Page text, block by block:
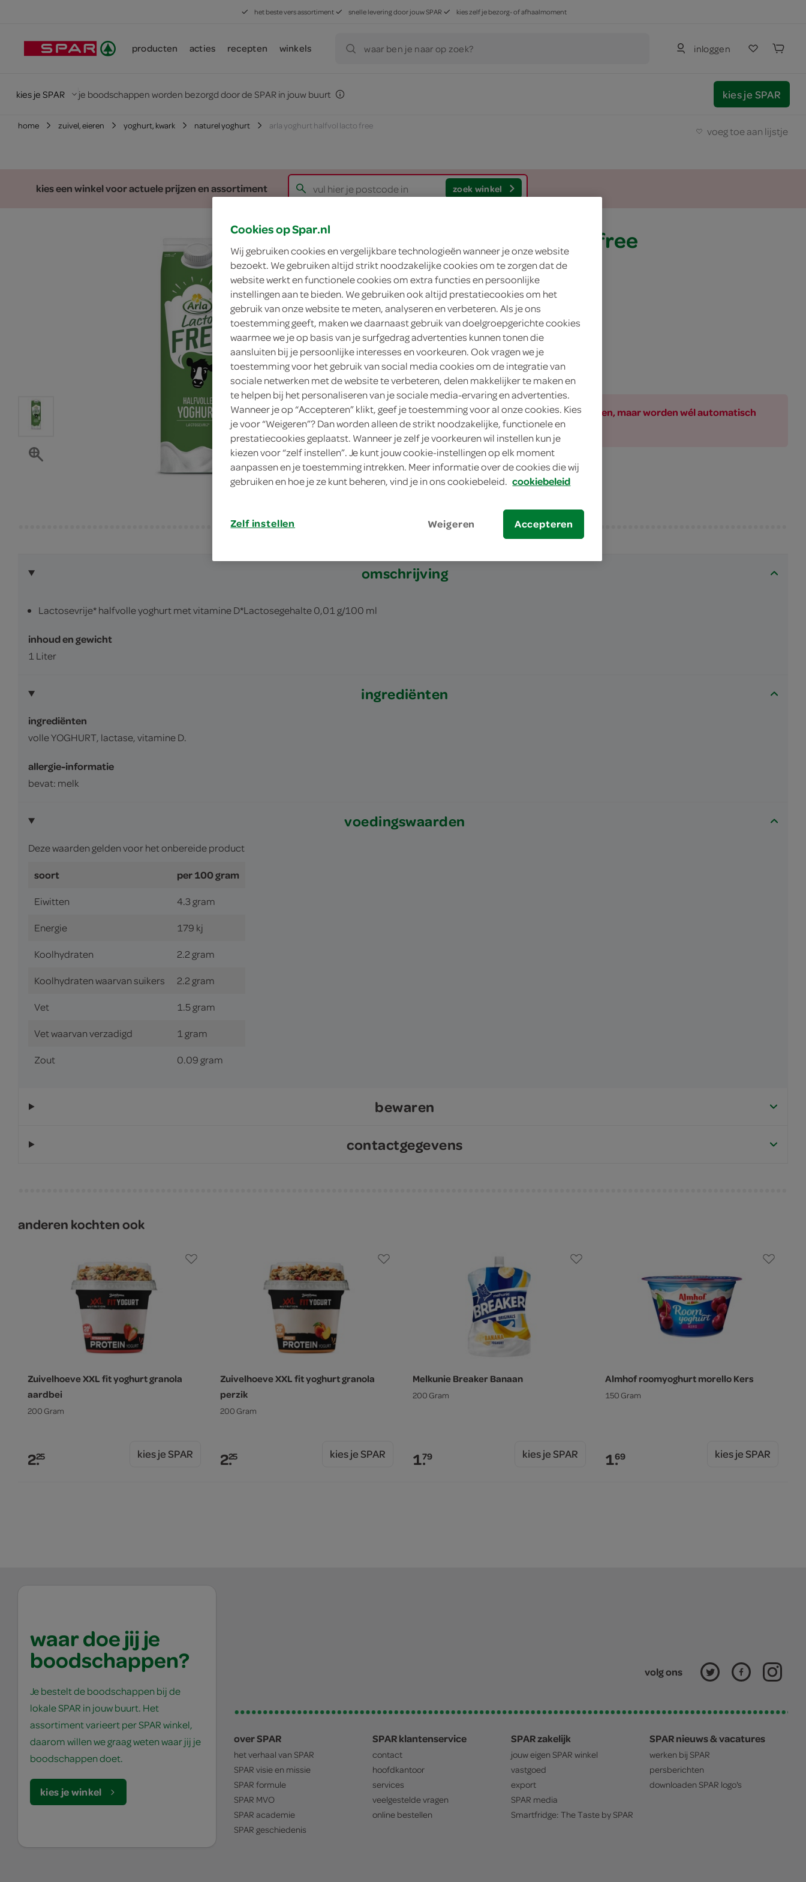
het beste vers assortiment snelle levering door jouw SPAR kies zelf je bezorg- of afhaalmoment
producten acties recepten winkels waar ben je naar op zoek? inloggen
kies je SPAR je boodschappen worden bezorgd door de SPAR in jouw buurt kies je SPAR
home zuivel, eieren yoghurt, kwark naturel yoghurt arla yoghurt halfvol lacto free voeg toe aan lijstje
kies een winkel voor actuele prijzen en assortiment zoek winkel
Arla yoghurt halfvol lacto free
Arla
2.
69
1 Liter
in winkelmand
Let op: aanbiedingen zijn niet zichtbaar bij de producten, maar worden wél automatisch
verwerkt in de winkelmand.
omschrijving
Lactosevrije* halfvolle yoghurt met vitamine D*Lactosegehalte0,01 g/100 ml
inhoud en gewicht
1 Liter
ingrediënten
ingrediënten
volle YOGHURT, lactase, vitamine D.
allergie-informatie
bevat: melk
voedingswaarden
Deze waarden gelden voor het onbereide product
soort per 100 gram
Eiwitten 4.3 gram
Energie 179 kj
Koolhydraten 2.2 gram
Koolhydraten waarvan suikers 2.2 gram
Vet 1.5 gram
Vet waarvan verzadigd 1 gram
Zout 0.09 gram
bewaren
contactgegevens
anderen kochten ook
Zuivelhoeve XXL fit yoghurt granola
aardbei
200 Gram
2.25 kies je SPAR
Zuivelhoeve XXL fit yoghurt granola
perzik
200 Gram
2.25 kies je SPAR
Melkunie Breaker Banaan
200 Gram
1.79 kies je SPAR
Almhof roomyoghurt morello Kers
150 Gram
1.69 kies je SPAR
waar doe jij je
boodschappen?
Je bestelt de boodschappen bij de
lokale SPAR in jouw buurt. Het
assortiment varieert per SPAR winkel,
daarom willen we graag weten waar jij je
boodschappen doet.
kies je winkel
volg ons
over SPAR
het verhaal van SPAR
SPAR visie en missie
SPAR formule
SPAR MVO
SPAR academie
SPAR geschiedenis
SPAR klantenservice
contact
hoofdkantoor
services
veelgestelde vragen
online bestellen
SPAR zakelijk
jouw eigen SPAR winkel
vastgoed
export
SPAR media
Smartfridge: The Taste bySPAR
SPAR nieuws & vacatures
werken bij SPAR
persberichten
downloaden SPAR logo's
Cookies op Spar.nl
Wij gebruiken cookies en vergelijkbare technologieën wanneer je onze website
bezoekt. We gebruiken altijd strikt noodzakelijke cookies om te zorgen dat de
website werkt en functionele cookies om extra functies en persoonlijke
instellingen aan te bieden. We gebruiken ook altijd prestatiecookies om het
gebruik van onze website te meten, analyseren en verbeteren. Als je ons
toestemming geeft, maken we daarnaast gebruik van doelgroepgerichte cookies
waarmee we je op basis van je surfgedrag advertenties kunnen tonen die
aansluiten bij je persoonlijke interesses en voorkeuren. Ook vragen we je
toestemming voor het gebruik van social media cookies om de integratie van
sociale netwerken met de website te verbeteren, delen makkelijker te maken en
te helpen bij het personaliseren van je sociale media-ervaring en advertenties.
Wanneer je op “Accepteren” klikt, geef je toestemming voor al onze cookies. Kies
je voor “Weigeren”? Dan worden alleen de strikt noodzakelijke, functionele en
prestatiecookies geplaatst. Wanneer je zelf je voorkeuren wil instellen kun je
kiezen voor “zelf instellen”. Je kunt jouw cookie-instellingen op elk moment
aanpassen en je toestemming intrekken. Meer informatie over de cookies die wij
gebruiken en hoe je ze kunt beheren, vind je in ons cookiebeleid. cookiebeleid
Zelf instellen Weigeren Accepteren